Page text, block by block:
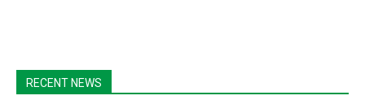
RECENT NEWS